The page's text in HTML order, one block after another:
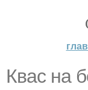
Квас на